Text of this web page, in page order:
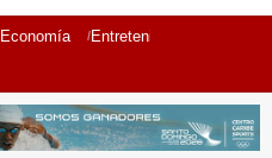
Economía Entretenimiento